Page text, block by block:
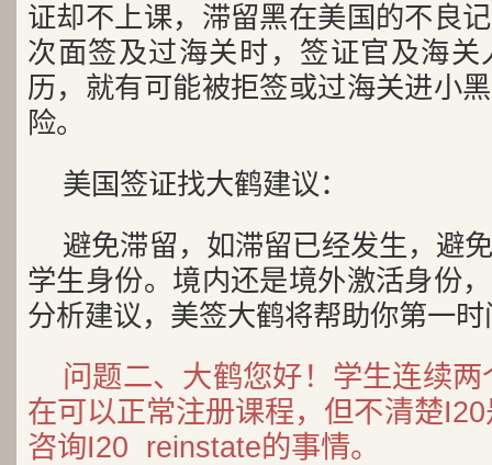
证却不上课，滞留黑在美国的不良
次面签及过海关时，签证官及海
历，就有可能被拒签或过海关进小
险。
美国签证找大鹤建议：
避免滞留，如滞留已经发生，避
学生身份。境内还是境外激活身份
分析建议，美签大鹤将帮助你第一
问题二、大鹤您好！学生连续
在可以正常注册课程，但不清楚
咨询I20 reinstate的事情。